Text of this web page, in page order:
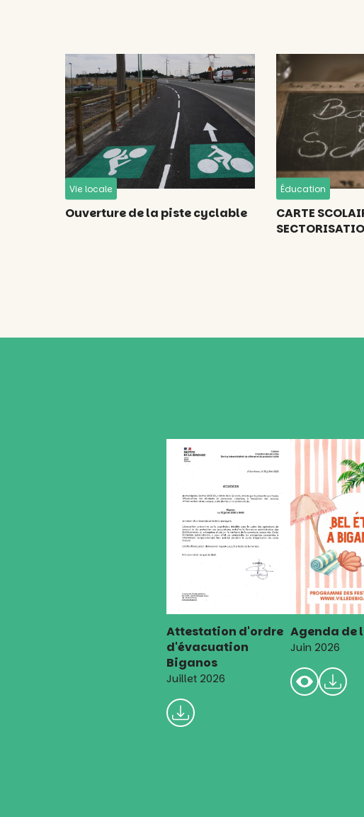
Vie locale
Ouverture de la piste cyclable
Éducation
CARTE
Attestation d'ordre
d'évacuation
Biganos
Juillet 2026
Agenda de
Juin 2026